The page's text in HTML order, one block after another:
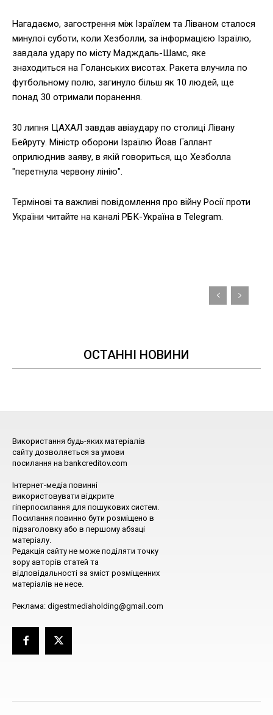
Нагадаємо, загострення між Ізраїлем та Ліваном сталося
минулої суботи, коли Хезболли, за інформацією Ізраїлю,
завдала удару по місту Мадждаль-Шамс, яке
знаходиться на Голанських висотах. Ракета влучила по
футбольному полю, загинуло більш як 10 людей, ще
понад 30 отримали поранення.
30 липня ЦАХАЛ завдав авіаудару по столиці Лівану
Бейруту. Міністр оборони Ізраїлю Йоав Галлант
оприлюднив заяву, в якій говориться, що Хезболла
"перетнула червону лінію".
Термінові та важливі повідомлення про війну Росії проти
України читайте на каналі РБК-Україна в Telegram.
ОСТАННІ НОВИНИ
Використання будь-яких матеріалів
сайту дозволяється за умови
посилання на bankcreditov.com
Інтернет-медіа повинні
використовувати відкрите
гіперпосилання для пошукових систем.
Посилання повинно бути розміщено в
підзаголовку або в першому абзаці
матеріалу.
Редакція сайту не може поділяти точку
зору авторів статей та
відповідальності за зміст розміщенних
матеріалів не несе.
Реклама: digestmediaholding@gmail.com